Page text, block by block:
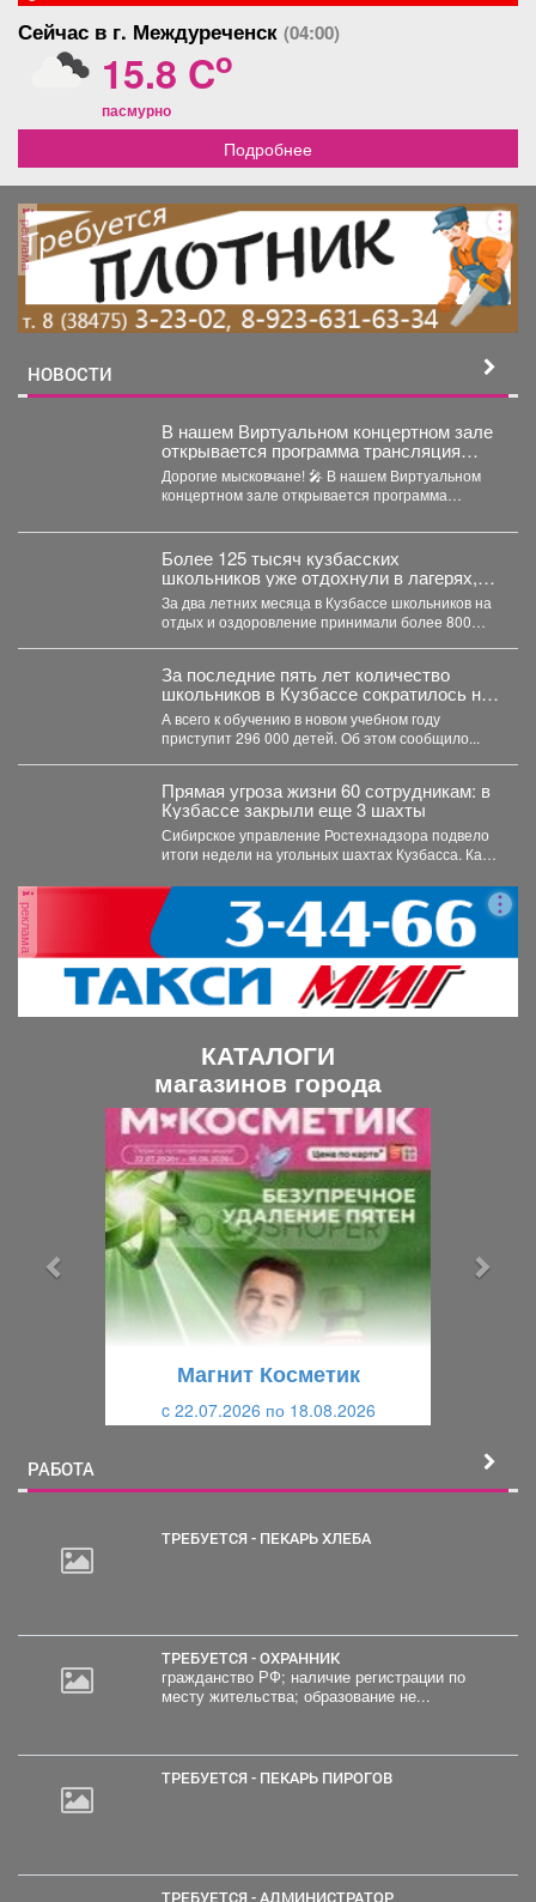
Сейчас в г. Междуреченск (04:00)
15.8 Co
пасмурно
Подробнее
реклама
НОВОСТИ
В нашем Виртуальном концертном зале
открывается программа трансляция
концерта-караоке «Споём любимое и
родное»!
Дорогие мысковчане! 🎤 В нашем Виртуальном
концертном зале открывается программа
любимое...
Более 125 тысяч кузбасских
школьников уже отдохнули в лагерях,
походах и санаториях
За два летних месяца в Кузбассе школьников на
отдых и оздоровление принимали более 800
За последние пять лет количество
школьников в Кузбассе сократилось на
8%
А всего к обучению в новом учебном году
приступит 296 000 детей. Об этом сообщило...
Прямая угроза жизни 60 сотрудникам: в
Кузбассе закрыли еще 3 шахты
Сибирское управление Ростехнадзора подвело
итоги недели на угольных шахтах Кузбасса. Как
реклама
КАТАЛОГИ
магазинов города
Магнит Косметик
c 22.07.2026 по 18.08.2026
РАБОТА
ТРЕБУЕТСЯ - ПЕКАРЬ ХЛЕБА
ТРЕБУЕТСЯ - ОХРАННИК
гражданство РФ; наличие регистрации по
месту жительства; образование не...
ТРЕБУЕТСЯ - ПЕКАРЬ ПИРОГОВ
ТРЕБУЕТСЯ - АДМИНИСТРАТОР